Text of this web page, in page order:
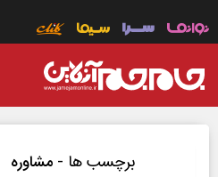
برچسب ها - مشاوره